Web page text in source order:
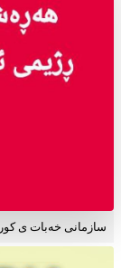
سازمانی خەبات ی